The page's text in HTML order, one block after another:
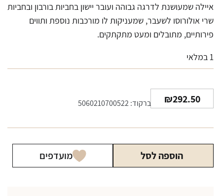
איילה שמעושנת לדרגה גבוהה ועובר יישון בחביות בורבון ובחביות
שרי אולורוסו לשעבר, שמעניקות לו מורכבות נוספת ותווים
פירותיים, מתובלים ומעט מתקתקים.
1 במלאי
₪292.50 ברקוד: 5060210700522
הוספה לסל מועדפים